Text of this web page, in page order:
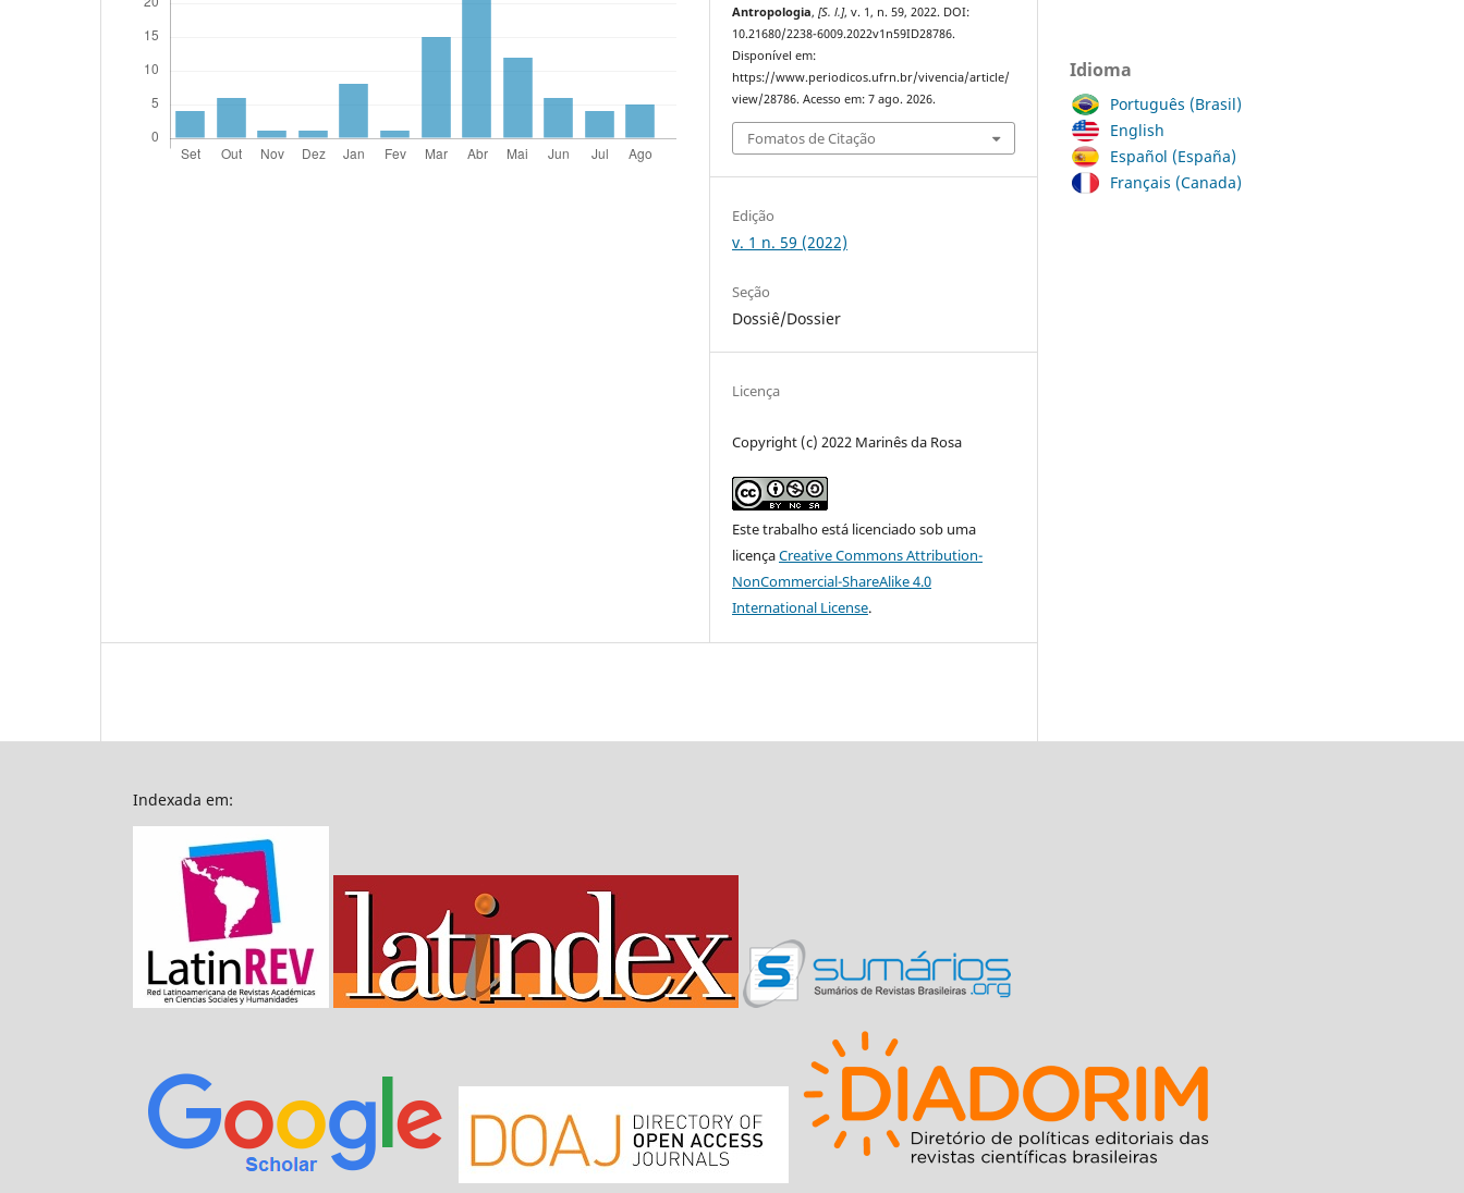
Antropologia,[S. l.], v. 1, n. 59, 2022. DOI:
10.21680/2238-6009.2022v1n59ID28786.
Disponível em:
https://www.periodicos.ufrn.br/vivencia/article/
view/28786. Acesso em: 7 ago. 2026.
Fomatos de Citação
Edição
v. 1 n. 59 (2022)
Seção
Dossiê/Dossier
Licença
Copyright (c) 2022 Marinês da Rosa
Este trabalho está licenciado sob uma
licençaCreative Commons Attribution-
NonCommercial-ShareAlike 4.0
International License.
Idioma
Português (Brasil)
English
Español (España)
Français (Canada)
Indexada em: